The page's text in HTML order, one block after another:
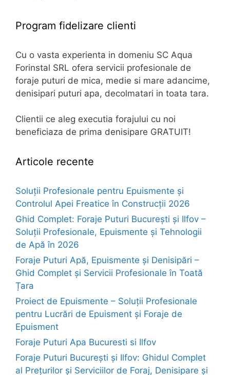
Program fidelizare clienti
Cu o vasta experienta in domeniu SC Aqua
Forinstal SRL ofera servicii profesionale de
foraje puturi de mica, medie si mare adancime,
denisipari puturi apa, decolmatari in toata tara.
Clientii ce aleg executia forajului cu noi
beneficiaza de prima denisipare GRATUIT!
Articole recente
Soluții Profesionale pentru Epuismente și
Controlul Apei Freatice în Construcții 2026
Ghid Complet: Foraje Puturi București și Ilfov –
Soluții Profesionale, Epuismente și Tehnologii
de Apă în 2026
Foraje Puturi Apă, Epuismente și Denisipări –
Ghid Complet și Servicii Profesionale în Toată
Țara
Proiect de Epuismente – Soluții Profesionale
pentru Lucrări de Epuisment și Foraje de
Epuisment
Foraje Puturi Apa Bucuresti si Ilfov
Foraje Puturi București și Ilfov: Ghidul Complet
al Prețurilor și Serviciilor de Foraj, Denisipare și